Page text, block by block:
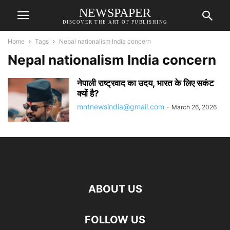
NEWSPAPER
DISCOVER THE ART OF PUBLISHING
Home Tags Nepal nationalism India concern
Nepal nationalism India concern
नेपाली राष्ट्रवाद का उदय, भारत के लिए सकंट
क्यों है?
mntnewsindia@gmail.com - March 26, 2026
ABOUT US
FOLLOW US